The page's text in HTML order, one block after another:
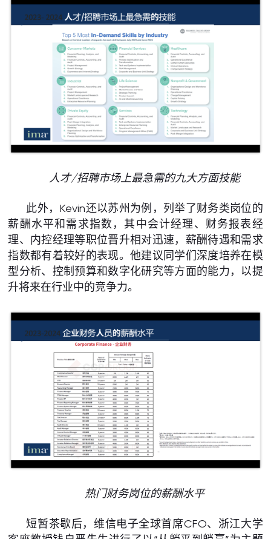
人才/招聘市场上最急需的九大方面技能
此外，Kevin还以苏州为例，列举了财务类岗位的
薪酬水平和需求指数，其中会计经理、财务报表经
理、内控经理等职位晋升相对迅速，薪酬待遇和需求
指数都有着较好的表现。他建议同学们深度培养在模
型分析、控制预算和数字化研究等方面的能力，以提
升将来在行业中的竞争力。
热门财务岗位的薪酬水平
短暂茶歇后，维信电子全球首席CFO、浙江大学